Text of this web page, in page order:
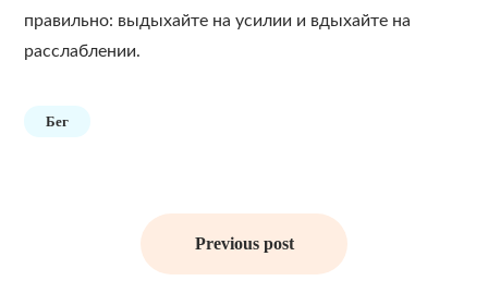
правильно: выдыхайте на усилии и вдыхайте на
расслаблении.
Бег
Previous post